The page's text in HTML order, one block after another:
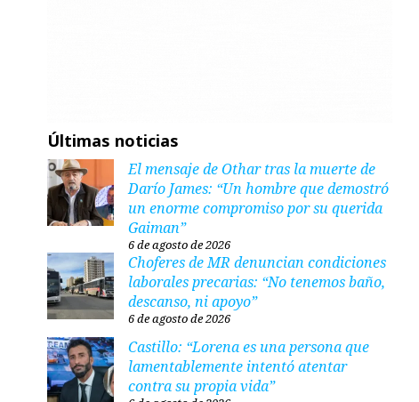
Últimas noticias
El mensaje de Othar tras la muerte de
Darío James: “Un hombre que demostró
un enorme compromiso por su querida
Gaiman”
6 de agosto de 2026
Choferes de MR denuncian condiciones
laborales precarias: “No tenemos baño,
descanso, ni apoyo”
6 de agosto de 2026
Castillo: “Lorena es una persona que
lamentablemente intentó atentar
contra su propia vida”